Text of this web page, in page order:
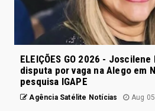
ELEIÇÕES GO 2026 -
disputa por vaga na Alego em
pesquisa IGAPE
Agência Satélite Notícias Aug